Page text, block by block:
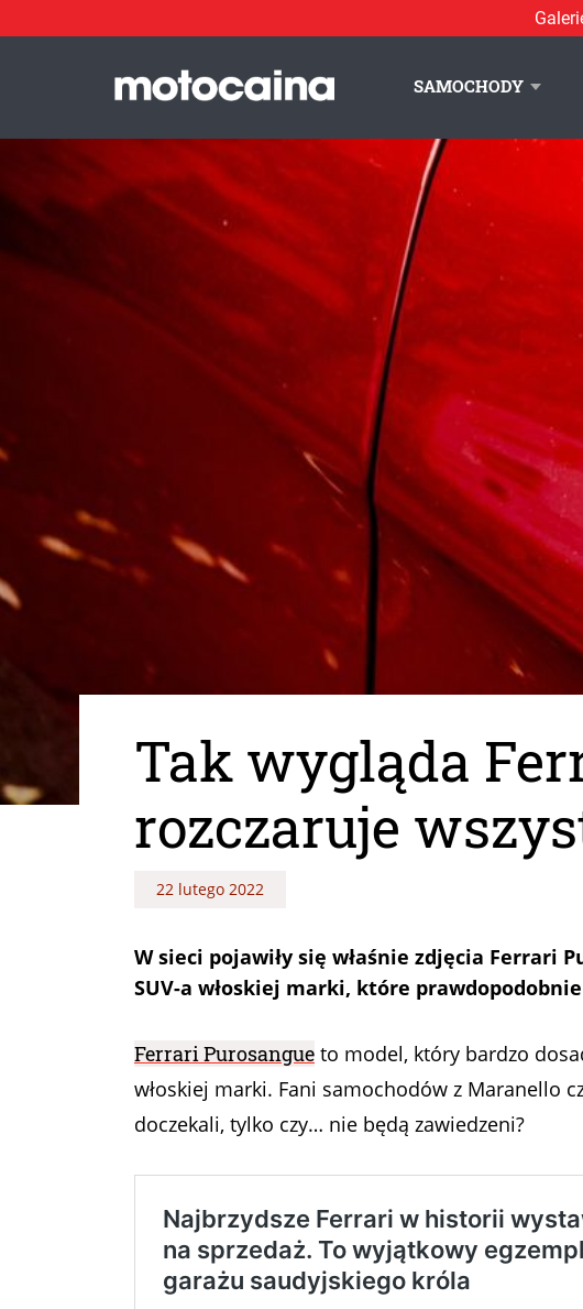
SAMOCHODY
Tak wygląda
rozczaruje
22 lutego 2022
W sieci pojawiły się właśnie zdjęcia Ferrari
SUV-a włoskiej marki, które
Ferrari Purosangue to model, który bardzo
włoskiej marki. Fani samochodów z Maranello
doczekali, tylko czy… nie będą zawiedzeni?